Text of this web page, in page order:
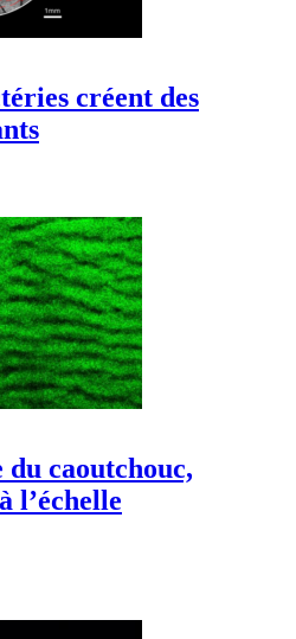
créent des
du caoutchouc,
l’échelle